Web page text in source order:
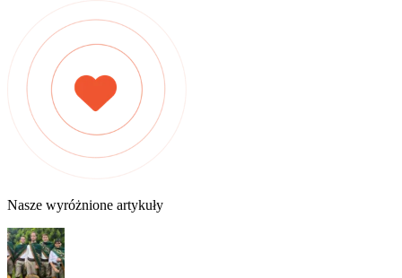
Nasze wyróżnione artykuły